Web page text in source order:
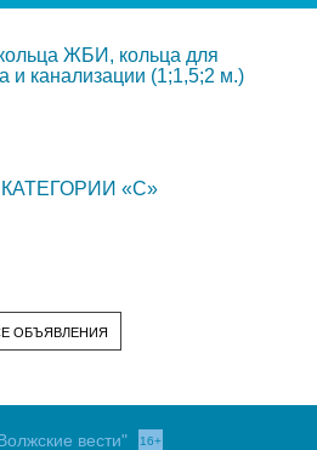
ЖБИ, кольца для
и канализации (1;1,5;2 м.)
«C»
ОБЪЯВЛЕНИЯ
вести" 16+